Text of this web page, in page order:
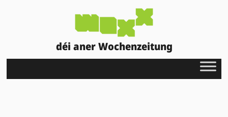
déi aner Wochenzeitung